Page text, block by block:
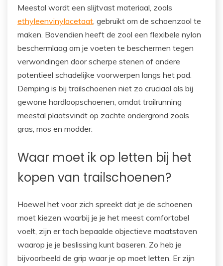
Meestal wordt een slijtvast materiaal, zoals
ethyleenvinylacetaat, gebruikt om de schoenzool te
maken. Bovendien heeft de zool een flexibele nylon
beschermlaag om je voeten te beschermen tegen
verwondingen door scherpe stenen of andere
potentieel schadelijke voorwerpen langs het pad.
Demping is bij trailschoenen niet zo cruciaal als bij
gewone hardloopschoenen, omdat trailrunning
meestal plaatsvindt op zachte ondergrond zoals
gras, mos en modder.
Waar moet ik op letten bij het
kopen van trailschoenen?
Hoewel het voor zich spreekt dat je de schoenen
moet kiezen waarbij je je het meest comfortabel
voelt, zijn er toch bepaalde objectieve maatstaven
waarop je je beslissing kunt baseren. Zo heb je
bijvoorbeeld de grip waar je op moet letten. Er zijn